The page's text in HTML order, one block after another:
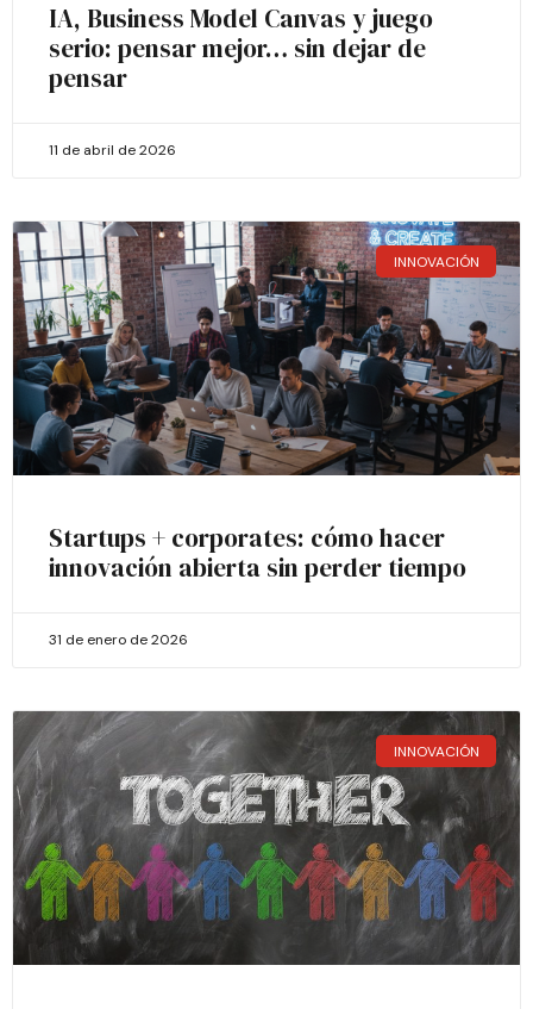
IA, Business Model Canvas y juego
serio: pensar mejor… sin dejar de
pensar
11 de abril de 2026
INNOVACIÓN
Startups + corporates: cómo hacer
innovación abierta sin perder tiempo
31 de enero de 2026
INNOVACIÓN